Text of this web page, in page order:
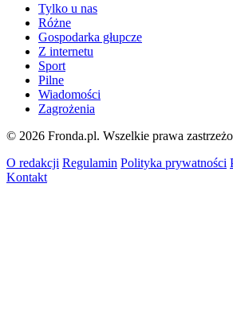
Tylko u nas
Różne
Gospodarka głupcze
Z internetu
Sport
Pilne
Wiadomości
Zagrożenia
© 2026 Fronda.pl. Wszelkie prawa
O redakcji Regulamin Polityka prywatności
Kontakt